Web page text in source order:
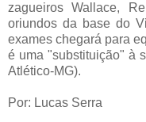
zagueiros Wallace,
oriundos da base do
exames chegará para
é uma "substituição" à
Atlético-MG).
Por: Lucas Serra